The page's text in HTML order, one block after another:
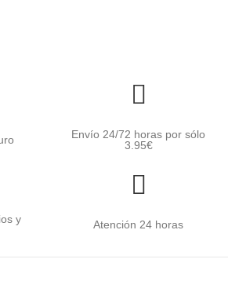
Envío 24/72 horas por sólo
3.95€
y
Atención 24 horas